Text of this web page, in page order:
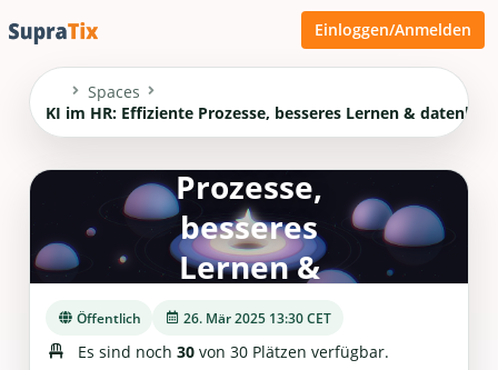
Einloggen/Anmelden
Spaces
KI im HR: Effiziente Prozesse, besseres Lernen &
KI im HR:
Effiziente
Prozesse,
besseres
Lernen &
datenbasierte
Entscheidung
Öffentlich 26. Mär 2025 13:30 CET
Es sind noch 30von 30 Plätzen verfügbar.